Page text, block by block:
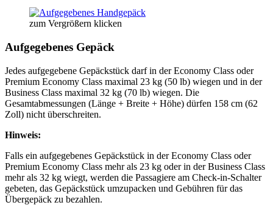
zum Vergrößern klicken
Aufgegebenes Gepäck
Jedes aufgegebene Gepäckstück darf in der Economy Class oder
Premium Economy Class maximal 23 kg (50 lb) wiegen und in der
Business Class maximal 32 kg (70 lb) wiegen. Die
Gesamtabmessungen (Länge + Breite + Höhe) dürfen 158 cm (62
Zoll) nicht überschreiten.
Hinweis:
Falls ein aufgegebenes Gepäckstück in der Economy Class oder
Premium Economy Class mehr als 23 kg oder in der Business Class
mehr als 32 kg wiegt, werden die Passagiere am Check-in-Schalter
gebeten, das Gepäckstück umzupacken und Gebühren für das
Übergepäck zu bezahlen.